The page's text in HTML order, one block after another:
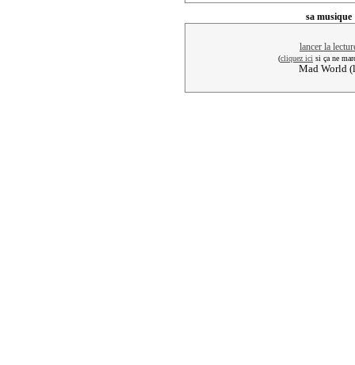
sa musique
(cliquez ici si ça ne
Mad World